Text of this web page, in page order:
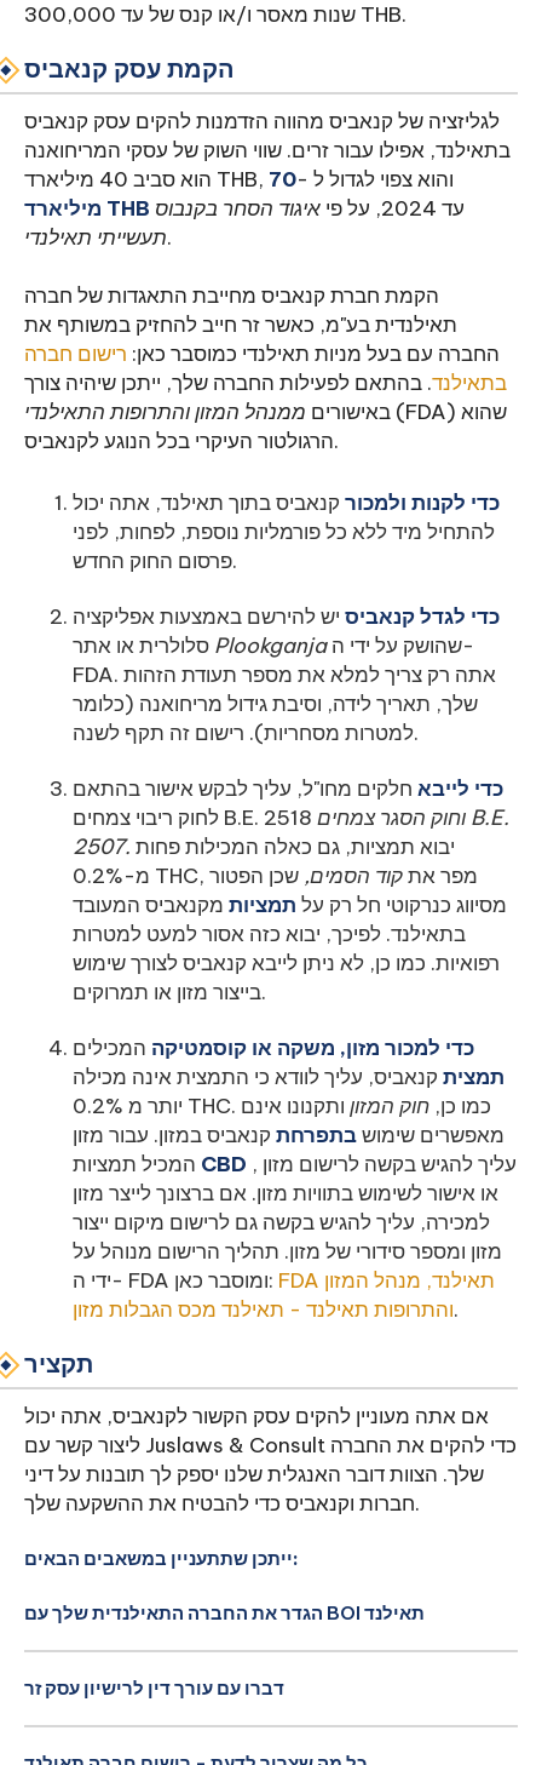
שנות מאסר ו/או קנס של עד 300,000 THB.
הקמת עסק קנאביס
לגליזציה של קנאביס מהווה הזדמנות להקים עסק קנאביס
בתאילנד, אפילו עבור זרים. שווי השוק של עסקי המריחואנה
הוא סביב 40 מיליארד THB, והוא צפוי לגדול ל -70
מיליארד THB עד 2024, על פי
איגוד הסחר בקנבוס
תעשייתי תאילנדי.
הקמת חברת קנאביס מחייבת התאגדות של חברה
תאילנדית בע"מ, כאשר זר חייב להחזיק במשותף את
החברה עם בעל מניות תאילנדי כמוסבר כאן: רישום חברה
בתאילנד. בהתאם לפעילות החברה שלך, ייתכן שיהיה צורך
באישורים ממנהל המזון והתרופות התאילנדי
(FDA) שהוא
הרגולטור העיקרי בכל הנוגע לקנאביס.
כדי לקנות ולמכור קנאביס בתוך תאילנד, אתה יכול
להתחיל מיד ללא כל פורמליות נוספת, לפחות, לפני
פרסום החוק החדש.
כדי לגדל קנאביס יש להירשם באמצעות אפליקציה
Plookganjaשהושק על ידי ה-
FDA. אתה רק צריך למלא את מספר תעודת הזהות
שלך, תאריך לידה, וסיבת גידול מריחואנה (כלומר
למטרות מסחריות). רישום זה תקף לשנה.
כדי לייבא חלקים מחו"ל, עליך לבקש אישור בהתאם
לחוק ריבוי צמחים B.E. 2518 וחוק הסגר צמחים B.E.
2507.
מ-0.2% THC, מפר אתקוד הסמים, שכן הפטור
מסיווג כנרקוטי חל רק על תמציות מקנאביס המעובד
בתאילנד. לפיכך, יבוא כזה אסור למעט למטרות
רפואיות. כמו כן, לא ניתן לייבא קנאביס לצורך שימוש
בייצור מזון או תמרוקים.
כדי למכור מזון, משקה או קוסמטיקה המכילים
תמצית קנאביס, עליך לוודא כי התמצית אינה מכילה
יותר מ 0.2% THC. כמו כן, חוק המזון ותקנונו אינם
מאפשרים שימושבתפרחת קנאביס במזון. עבור מזון
CBD , עליך להגיש בקשה לרישום מזון
או אישור לשימוש בתוויות מזון. אם ברצונך לייצר מזון
למכירה, עליך להגיש בקשה גם לרישום מיקום ייצור
מזון ומספר סידורי של מזון. תהליך הרישום מנוהל על
ידי ה- FDA ומוסבר כאן: FDA תאילנד, מנהל המזון
והתרופות תאילנד - תאילנד מכס הגבלות מזון.
תקציר
אם אתה מעוניין להקים עסק הקשור לקנאביס, אתה יכול
ליצור קשר עם Juslaws & Consult כדי להקים את החברה
שלך. הצוות דובר האנגלית שלנו יספק לך תובנות על דיני
חברות וקנאביס כדי להבטיח את ההשקעה שלך.
ייתכן שתתעניין במשאבים הבאים:
הגדר את החברה התאילנדית שלך עם BOI תאילנד
דברו עם עורך דין לרישיון עסק זר